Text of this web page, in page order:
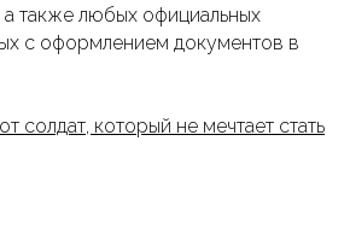
а также любых официальных
с оформлением документов в
солдат, который не мечтает стать